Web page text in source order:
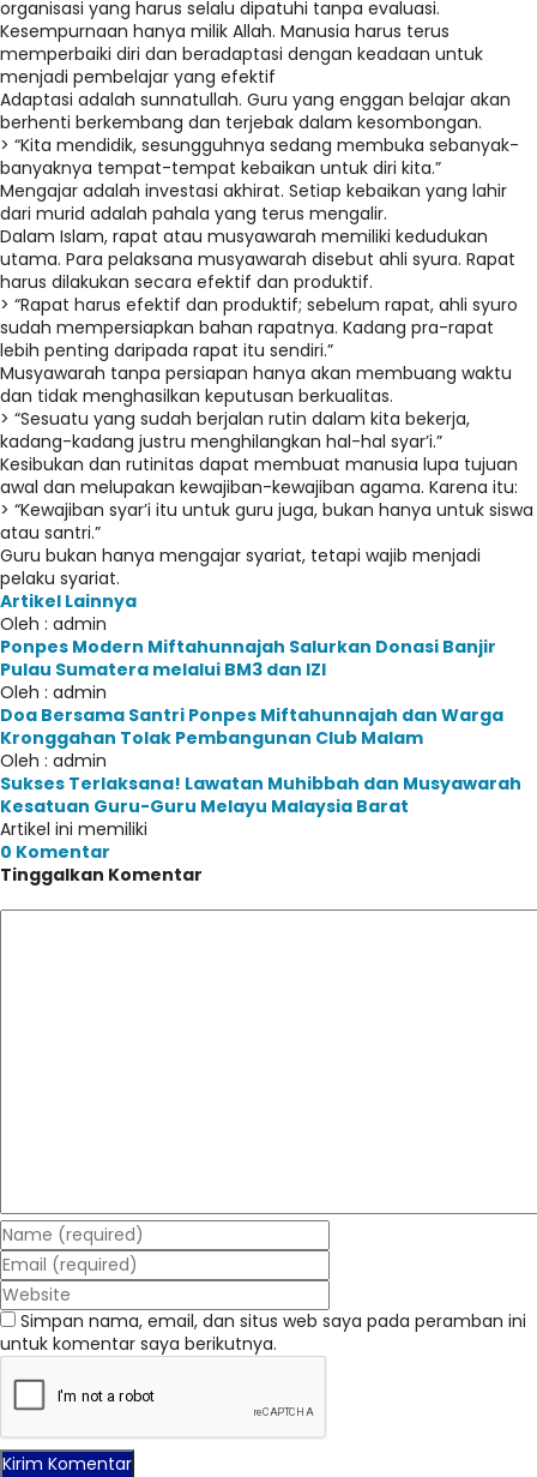
organisasi yang harus selalu dipatuhi tanpa evaluasi.
Kesempurnaan hanya milik Allah. Manusia harus terus
memperbaiki diri dan beradaptasi dengan keadaan untuk
menjadi pembelajar yang efektif
Adaptasi adalah sunnatullah. Guru yang enggan belajar akan
berhenti berkembang dan terjebak dalam kesombongan.
> “Kita mendidik, sesungguhnya sedang membuka sebanyak-
banyaknya tempat-tempat kebaikan untuk diri kita.”
Mengajar adalah investasi akhirat. Setiap kebaikan yang lahir
dari murid adalah pahala yang terus mengalir.
Dalam Islam, rapat atau musyawarah memiliki kedudukan
utama. Para pelaksana musyawarah disebut ahli syura. Rapat
harus dilakukan secara efektif dan produktif.
> “Rapat harus efektif dan produktif; sebelum rapat, ahli syuro
sudah mempersiapkan bahan rapatnya. Kadang pra-rapat
lebih penting daripada rapat itu sendiri.”
Musyawarah tanpa persiapan hanya akan membuang waktu
dan tidak menghasilkan keputusan berkualitas.
> “Sesuatu yang sudah berjalan rutin dalam kita bekerja,
kadang-kadang justru menghilangkan hal-hal syar’i.”
Kesibukan dan rutinitas dapat membuat manusia lupa tujuan
awal dan melupakan kewajiban-kewajiban agama. Karena itu:
> “Kewajiban syar’i itu untuk guru juga, bukan hanya untuk siswa
atau santri.”
Guru bukan hanya mengajar syariat, tetapi wajib menjadi
pelaku syariat.
Artikel Lainnya
Oleh : admin
Ponpes Modern Miftahunnajah Salurkan Donasi Banjir
Pulau Sumatera melalui BM3 dan IZI
Oleh : admin
Doa Bersama Santri Ponpes Miftahunnajah dan Warga
Kronggahan Tolak Pembangunan Club Malam
Oleh : admin
Sukses Terlaksana! Lawatan Muhibbah dan Musyawarah
Kesatuan Guru-Guru Melayu Malaysia Barat
Artikel ini memiliki
0 Komentar
Tinggalkan Komentar
Simpan nama, email, dan situs web saya pada peramban ini
untuk komentar saya berikutnya.